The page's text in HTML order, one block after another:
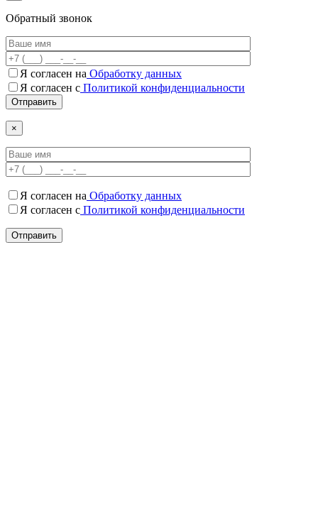
Обратный звонок
Я согласен на Обработку данных
Я согласен c Политикой конфиденциальности
×
Я согласен на Обработку данных
Я согласен c Политикой конфиденциальности